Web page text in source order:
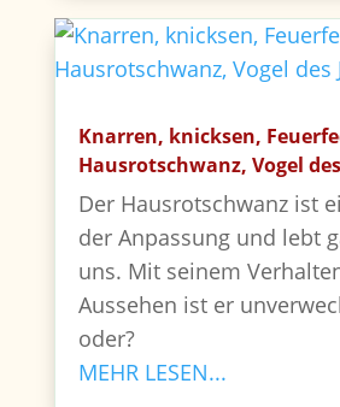
Knarren, knicksen,
Hausrotschwanz, Vogel
Der Hausrotschwanz ist
der Anpassung und lebt
uns. Mit seinem
Aussehen ist er
oder?
MEHR LESEN...